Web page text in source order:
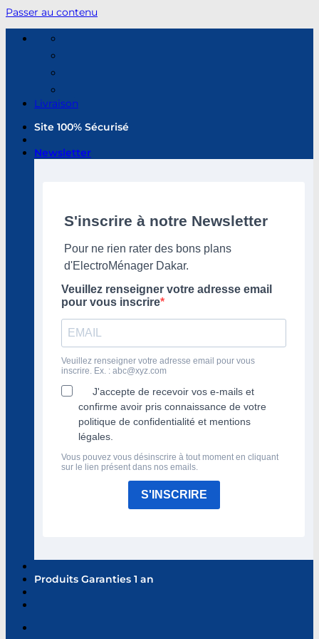
Passer au contenu
Livraison
Site 100% Sécurisé
Newsletter
S'inscrire à notre Newsletter
Pour ne rien rater des bons plans
d'ElectroMénager Dakar.
Veuillez renseigner votre adresse email
pour vous inscrire
Veuillez renseigner votre adresse email pour vous
inscrire. Ex. : abc@xyz.com
J'accepte de recevoir vos e-mails et
confirme avoir pris connaissance de votre
politique de confidentialité et mentions
légales.
Vous pouvez vous désinscrire à tout moment en cliquant
sur le lien présent dans nos emails.
S'INSCRIRE
Produits Garanties 1 an